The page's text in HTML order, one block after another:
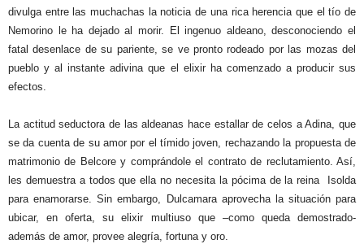
divulga entre las muchachas la noticia de una rica herencia que el tío de
Nemorino le ha dejado al morir. El ingenuo aldeano, desconociendo el
fatal desenlace de su pariente, se ve pronto rodeado por las mozas del
pueblo y al instante adivina que el elixir ha comenzado a producir sus
efectos.
La actitud seductora de las aldeanas hace estallar de celos a Adina, que
se da cuenta de su amor por el tímido joven, rechazando la propuesta de
matrimonio de Belcore y comprándole el contrato de reclutamiento. Así,
les demuestra a todos que ella no necesita la pócima de la reina
Isolda
para enamorarse. Sin embargo, Dulcamara aprovecha la situación para
ubicar, en oferta, su elixir multiuso que –como queda demostrado-
además de amor, provee alegría, fortuna y oro.